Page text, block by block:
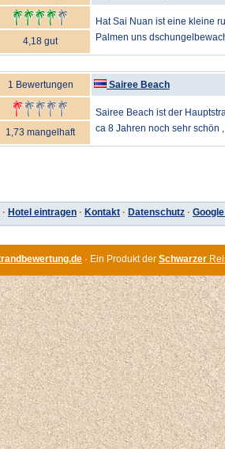
Hat Sai Nuan ist eine kleine
Palmen uns
4,18 gut
1 Bewertungen Sairee Beach
Sairee Beach ist der
ca 8 Jahren noch sehr schön
1,73 mangelhaft
· Hotel eintragen · Kontakt · Datenschutz ·
· Ein Produkt der Schwarzer